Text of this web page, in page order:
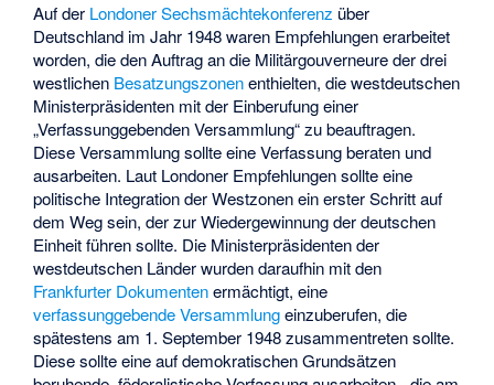
Auf der Londoner Sechsmächtekonferenz über
Deutschland im Jahr 1948 waren Empfehlungen erarbeitet
worden, die den Auftrag an die Militärgouverneure der drei
westlichen Besatzungszonenenthielten, die westdeutschen
Ministerpräsidenten mit der Einberufung einer
„Verfassunggebenden Versammlung“ zu beauftragen.
Diese Versammlung sollte eine Verfassung beraten und
ausarbeiten. Laut Londoner Empfehlungen sollte eine
politische Integration der Westzonen ein erster Schritt auf
dem Weg sein, der zur Wiedergewinnung der deutschen
Einheit führen sollte. Die Ministerpräsidenten der
westdeutschen Länder wurden daraufhin mit den
Frankfurter Dokumentenermächtigt, eine
verfassunggebende Versammlungeinzuberufen, die
spätestens am 1. September 1948 zusammentreten sollte.
Diese sollte eine auf demokratischen Grundsätzen